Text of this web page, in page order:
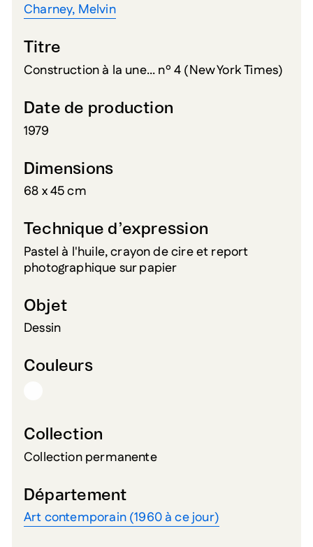
Charney, Melvin
Titre
Construction à la une... nº 4 (New York Times)
Date de production
1979
Dimensions
68 x 45 cm
Technique d’expression
Pastel à l'huile, crayon de cire et report
photographique sur papier
Objet
Dessin
Couleurs
Collection
Collection permanente
Département
Art contemporain (1960 à ce jour)